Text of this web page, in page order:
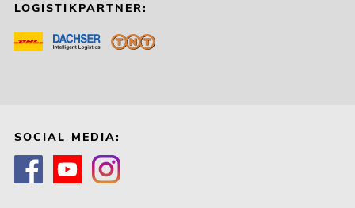
LOGISTIKPARTNER:
SOCIAL MEDIA: